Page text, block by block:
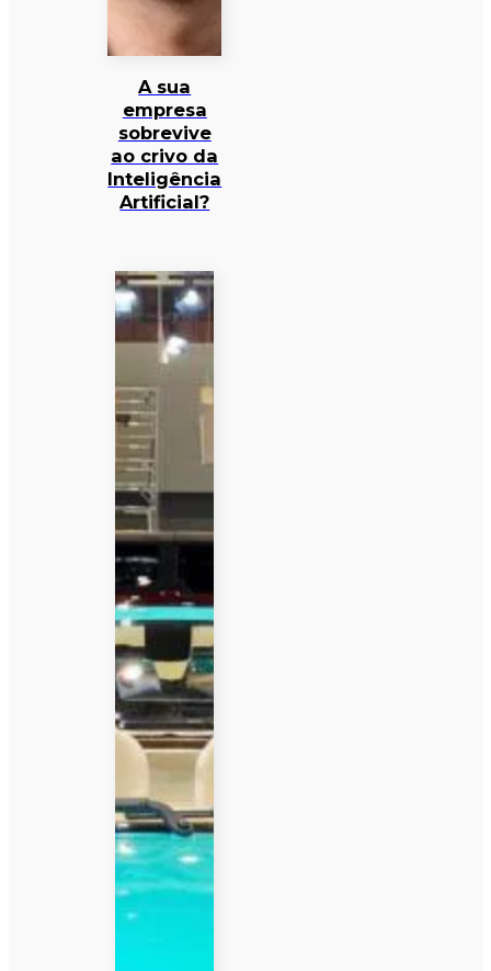
A sua
empresa
sobrevive
ao crivo da
Inteligência
Artificial?